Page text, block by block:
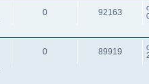
0 92163
0 89919